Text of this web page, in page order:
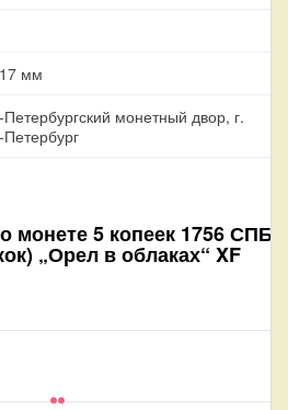
мм
монетный двор, г.
монете5 копеек 1756 СПБ
„Орел в облаках“ XF